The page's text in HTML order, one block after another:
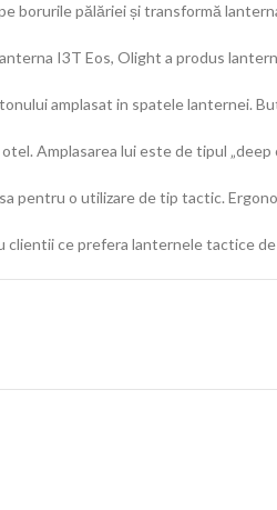
borurile pălăriei și transformă
I3T Eos, Olight a produs
amplasat in spatele lanternei.
Amplasarea lui este de tipul
pentru o utilizare de tip tactic.
ce prefera lanternele tactice